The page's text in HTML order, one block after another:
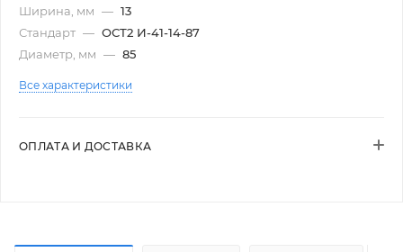
Ширина, мм — 13
Стандарт — ОСТ2 И-41-14-87
Диаметр, мм — 85
Все характеристики
ОПЛАТА И ДОСТАВКА